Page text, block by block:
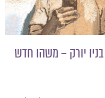
בניו יורק – משהו חדש